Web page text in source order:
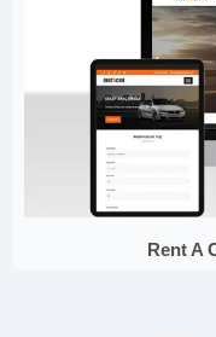
Rent A